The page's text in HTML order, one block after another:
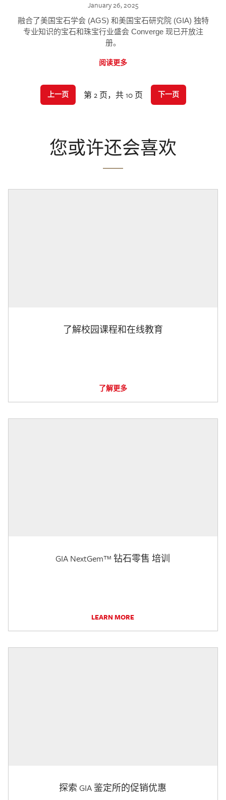
January 26, 2025
融合了美国宝石学会 (AGS) 和美国宝石研究院 (GIA) 独特
专业知识的宝石和珠宝行业盛会 Converge 现已开放注
册。
阅读更多
上一页 第 2 页，共 10 页 下一页
您或许还会喜欢
了解校园课程和在线教育
了解更多
GIA NextGem™ 钻石零售 培训
LEARN MORE
探索 GIA 鉴定所的促销优惠